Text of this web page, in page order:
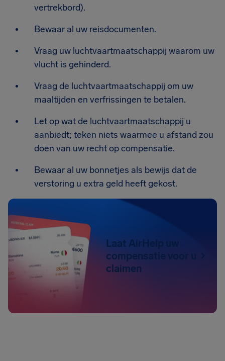
vertrekbord).
Bewaar al uw reisdocumenten.
Vraag uw luchtvaartmaatschappij waarom uw
vlucht is gehinderd.
Vraag de luchtvaartmaatschappij om uw
maaltijden en verfrissingen te betalen.
Let op wat de luchtvaartmaatschappij u
aanbiedt; teken niets waarmee u afstand zou
doen van uw recht op compensatie.
Bewaar al uw bonnetjes als bewijs dat de
verstoring u extra geld heeft gekost.
Laat AirHelp uw
compensatie voor u
claimen